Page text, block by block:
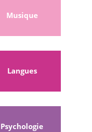
Musique
Langues
Psychologie